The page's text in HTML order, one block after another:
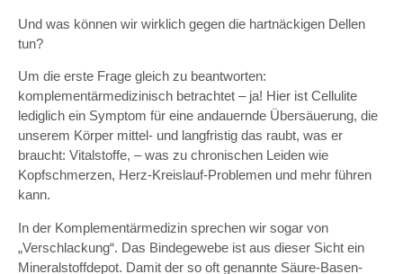
Und was können wir wirklich gegen die hartnäckigen Dellen
tun?
Um die erste Frage gleich zu beantworten:
komplementärmedizinisch betrachtet – ja! Hier ist Cellulite
lediglich ein Symptom für eine andauernde Übersäuerung, die
unserem Körper mittel- und langfristig das raubt, was er
braucht: Vitalstoffe, – was zu chronischen Leiden wie
Kopfschmerzen, Herz-Kreislauf-Problemen und mehr führen
kann.
In der Komplementärmedizin sprechen wir sogar von
„Verschlackung“. Das Bindegewebe ist aus dieser Sicht ein
Mineralstoffdepot. Damit der so oft genannte Säure-Basen-